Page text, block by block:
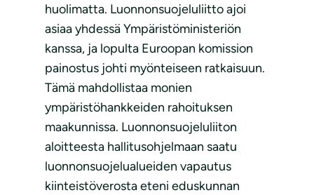
huolimatta. Luonnonsuojeluliitto ajoi
asiaa yhdessä Ympäristöministeriön
kanssa, ja lopulta Euroopan komission
painostus johti myönteiseen ratkaisuun.
Tämä mahdollistaa monien
ympäristöhankkeiden rahoituksen
maakunnissa. Luonnonsuojeluliiton
aloitteesta hallitusohjelmaan saatu
luonnonsuojelualueiden vapautus
kiinteistöverosta eteni eduskunnan